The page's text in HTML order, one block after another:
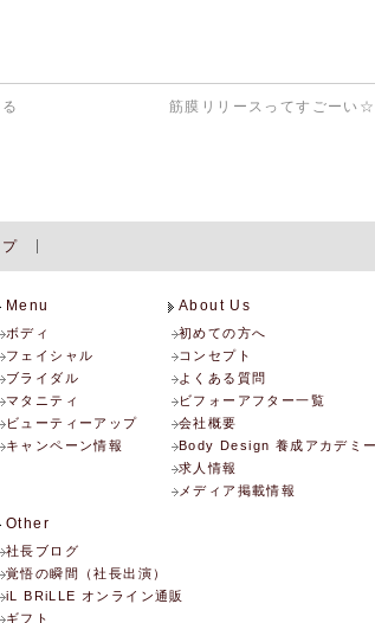
筋膜リリースってすごーい☆
Menu
ボディ
フェイシャル
ブライダル
マタニティ
ビューティーアップ
キャンペーン情報
About Us
初めての方へ
コンセプト
よくある質問
ビフォーアフター一覧
会社概要
Body Design 養成アカデミー
求人情報
メディア掲載情報
Other
社長ブログ
覚悟の瞬間（社長出演）
iL BRiLLE オンライン通販
ギフト